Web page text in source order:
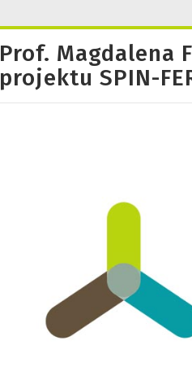
Prof. Magdalena
projektu SPIN-